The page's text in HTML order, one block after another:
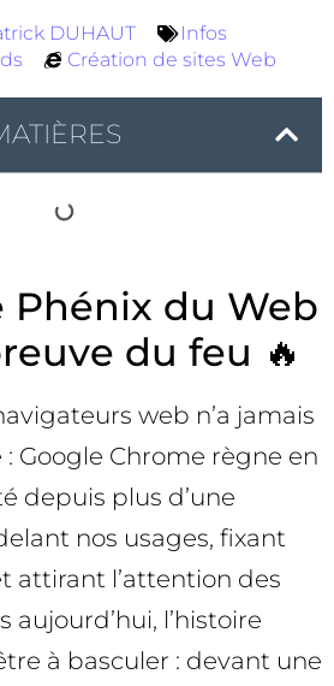
DUHAUT
Infos
Création de sites Web
Phénix du Web
du feu 🔥
web n’a jamais
Google Chrome règne en
depuis plus d’une
nos usages, fixant
attirant l’attention des
aujourd’hui, l’histoire
à basculer : devant une